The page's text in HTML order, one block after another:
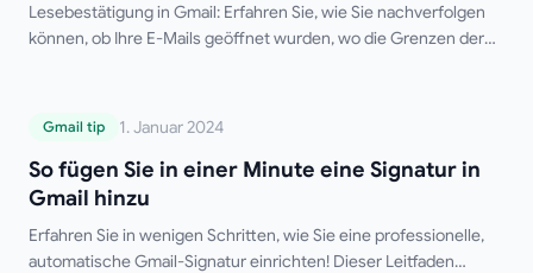
Lesebestätigung in Gmail: Erfahren Sie, wie Sie nachverfolgen
können, ob Ihre E-Mails geöffnet wurden, wo die Grenzen der
So fügen Sie in einer Minute eine Signatur
Gmail tip 1. Januar 2024
So fügen Sie in einer Minute eine Signatur in
Gmail hinzu
Erfahren Sie in wenigen Schritten, wie Sie eine professionelle,
automatische Gmail-Signatur einrichten! Dieser Leitfaden